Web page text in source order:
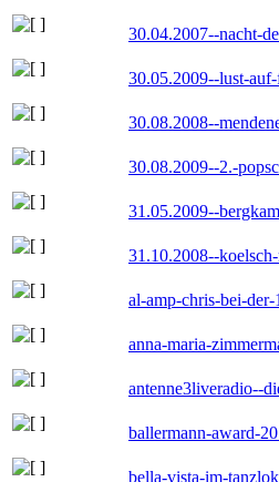
30.04.2007--nacht-
30.05.2009--lust-
30.08.2008--
30.08.2009--2.-
31.05.2009--
31.10.2008--
al-amp-chris-bei-der-
anna-maria-
antenne3liveradio--
ballermann-award-
bella-vista-im-